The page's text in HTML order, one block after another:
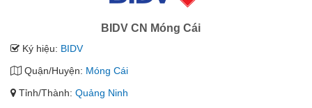
BIDV CN Móng Cái
Ký hiệu: BIDV
Quận/Huyện: Móng Cái
Tỉnh/Thành: Quảng Ninh